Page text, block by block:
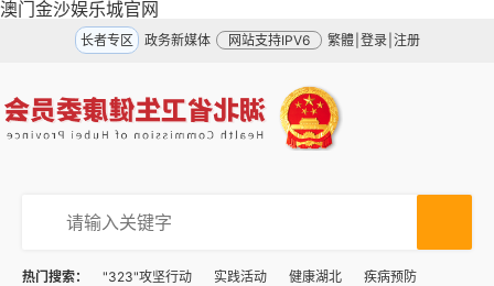
澳门金沙娱乐城官网
长者专区 政务新媒体 网站支持IPV6 繁體 登录 注册
热门搜索： "323"攻坚行动 实践活动 健康湖北 疾病预防